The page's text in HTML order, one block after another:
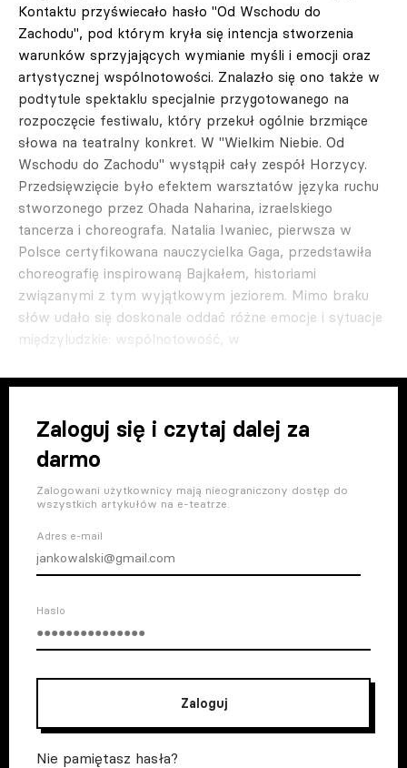
Kontaktu przyświecało hasło "Od Wschodu do
Zachodu", pod którym kryła się intencja stworzenia
warunków sprzyjających wymianie myśli i emocji oraz
artystycznej wspólnotowości. Znalazło się ono także w
podtytule spektaklu specjalnie przygotowanego na
rozpoczęcie festiwalu, który przekuł ogólnie brzmiące
słowa na teatralny konkret. W "Wielkim Niebie. Od
Wschodu do Zachodu" wystąpił cały zespół Horzycy.
Przedsięwzięcie było efektem warsztatów języka ruchu
stworzonego przez Ohada Naharina, izraelskiego
tancerza i choreografa. Natalia Iwaniec, pierwsza w
Polsce certyfikowana nauczycielka Gaga, przedstawiła
choreografię inspirowaną Bajkałem, historiami
związanymi z tym wyjątkowym jeziorem. Mimo braku
słów udało się doskonale oddać różne emocje i sytuacje
międzyludzkie: wspólnotowość, w
Zaloguj się i czytaj dalej za
darmo
Zalogowani użytkownicy mają nieograniczony dostęp do
wszystkich artykułów na e-teatrze.
Adres e-mail
Haslo
Zaloguj
Nie pamiętasz hasła?